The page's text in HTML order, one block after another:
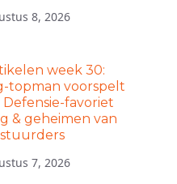
8, 2026
week 30:
topman voorspelt
Defensie-favoriet
& geheimen van
7, 2026